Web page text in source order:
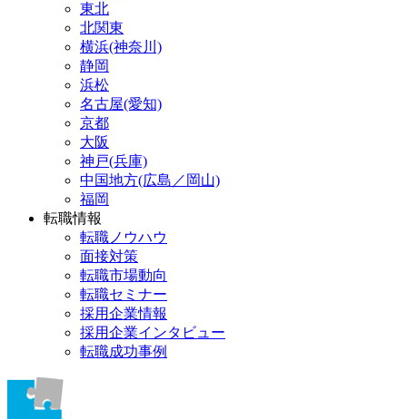
東北
北関東
横浜(神奈川)
静岡
浜松
名古屋(愛知)
京都
大阪
神戸(兵庫)
中国地方(広島／岡山)
福岡
転職情報
転職ノウハウ
面接対策
転職市場動向
転職セミナー
採用企業情報
採用企業インタビュー
転職成功事例